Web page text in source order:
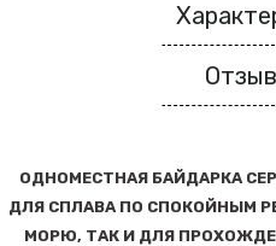
ОДНОМЕСТНАЯ БАЙДАРКА
ДЛЯ СПЛАВА ПО СПОКОЙНЫМ
МОРЮ, ТАК И ДЛЯ